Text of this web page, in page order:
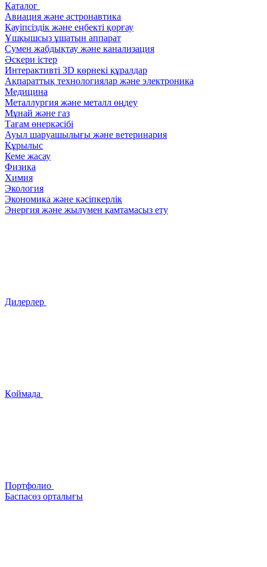
Каталог
Авиация және астронавтика
Қауіпсіздік және еңбекті қорғау
Ұшқышсыз ұшатын аппарат
Сумен жабдықтау және канализация
Әскери істер
Интерактивті 3D көрнекі құралдар
Ақпараттық технологиялар және электроника
Медицина
Металлургия және металл өңдеу
Мұнай және газ
Тағам өнеркәсібі
Ауыл шаруашылығы және ветеринария
Құрылыс
Кеме жасау
Физика
Химия
Экология
Экономика және кәсіпкерлік
Энергия және жылумен қамтамасыз ету
Дилерлер
Қоймада
Портфолио
Баспасөз орталығы